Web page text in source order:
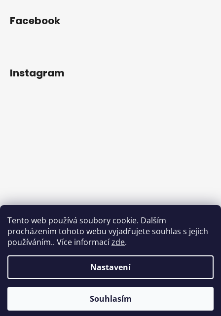
Tento web používá soubory cookie. Dalším
procházením tohoto webu vyjadřujete souhlas s jejich
používáním.. Více informacízde.
Nastavení
Souhlasím
Facebook
Instagram
Vytvořil Shoptet
Babycar s.r.o.
vyhrazena.